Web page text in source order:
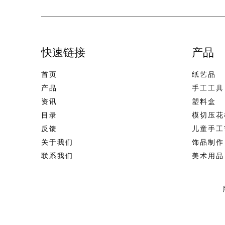
快速链接
首页
产品
资讯
目录
反馈
关于我们
联系我们
产品
纸艺品
手工工具
塑料盒
模切压
儿童手
饰品制作
美术用品